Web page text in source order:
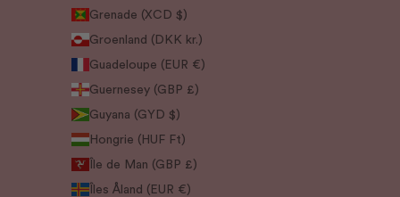
Grenade (XCD $)
Groenland (DKK kr.)
Guadeloupe (EUR €)
Guernesey (GBP £)
Guyana (GYD $)
Hongrie (HUF Ft)
Île de Man (GBP £)
Îles Åland (EUR €)